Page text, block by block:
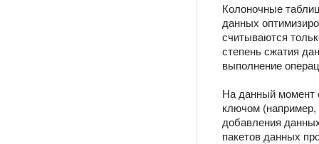
Колоночные
данных
считываются
степень сжатия
выполнение
На данный момент
ключом
добавления
пакетов данных